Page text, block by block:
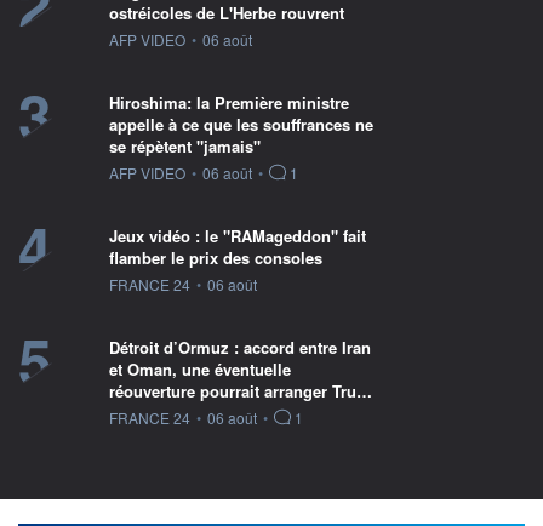
ostréicoles de L'Herbe rouvrent
information fournie par
AFP VIDEO • 06 août
3
Hiroshima: la Première ministre
appelle à ce que les souffrances ne
se répètent "jamais"
information fournie par
AFP VIDEO • 06 août • 1
4
Jeux vidéo : le "RAMageddon" fait
flamber le prix des consoles
information fournie par
FRANCE 24 • 06 août
5
Détroit d’Ormuz : accord entre Iran
et Oman, une éventuelle
réouverture pourrait arranger Tru…
information fournie par
FRANCE 24 • 06 août • 1